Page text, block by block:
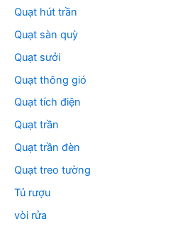
Quạt hút trần
Quạt sàn quỳ
Quạt sưởi
Quạt thông gió
Quạt tích điện
Quạt trần
Quạt trần đèn
Quạt treo tường
Tủ rượu
vòi rửa